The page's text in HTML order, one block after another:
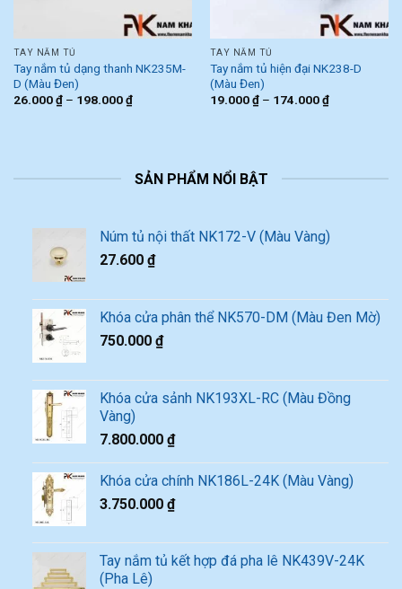
TAY NẮM TỦ
Tay nắm tủ dạng thanh NK235M-
D (Màu Đen)
26.000₫– 198.000₫
TAY NẮM TỦ
Tay nắm tủ hiện đại NK238-D
(Màu Đen)
19.000₫– 174.000₫
SẢN PHẨM NỔI BẬT
Núm tủ nội thất NK172-V (Màu Vàng)
27.600 ₫
Khóa cửa phân thể NK570-DM (Màu Đen Mờ)
750.000 ₫
Khóa cửa sảnh NK193XL-RC (Màu Đồng
Vàng)
7.800.000 ₫
Khóa cửa chính NK186L-24K (Màu Vàng)
3.750.000 ₫
Tay nắm tủ kết hợp đá pha lê NK439V-24K
(Pha Lê)